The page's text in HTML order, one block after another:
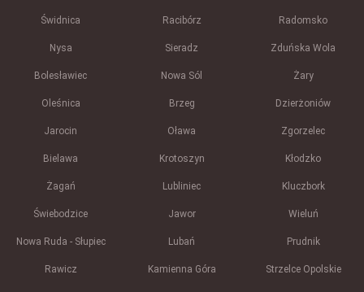
Świdnica Racibórz Radomsko
Nysa Sieradz Zduńska Wola
Bolesławiec Nowa Sól Żary
Oleśnica Brzeg Dzierżoniów
Jarocin Oława Zgorzelec
Bielawa Krotoszyn Kłodzko
Żagań Lubliniec Kluczbork
Świebodzice Jawor Wieluń
Nowa Ruda - Słupiec Lubań Prudnik
Rawicz Kamienna Góra Strzelce Opolskie